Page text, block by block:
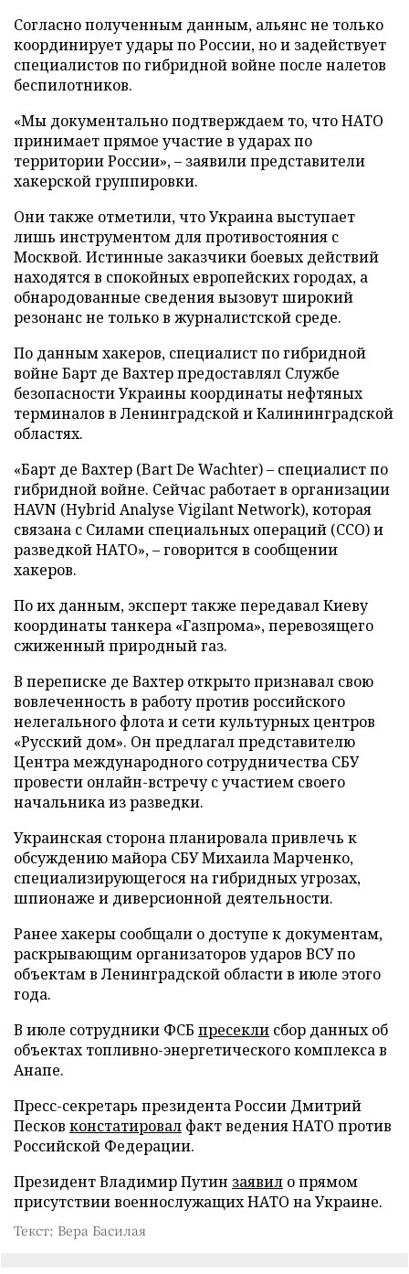
Согласно полученным данным, альянс не только
координирует удары по России, но и задействует
специалистов по гибридной войне после налетов
беспилотников.
«Мы документально подтверждаем то, что НАТО
принимает прямое участие в ударах по
территории России», – заявили представители
хакерской группировки.
Они также отметили, что Украина выступает
лишь инструментом для противостояния с
Москвой. Истинные заказчики боевых действий
находятся в спокойных европейских городах, а
обнародованные сведения вызовут широкий
резонанс не только в журналистской среде.
По данным хакеров, специалист по гибридной
войне Барт де Вахтер предоставлял Службе
безопасности Украины координаты нефтяных
терминалов в Ленинградской и Калининградской
областях.
«Барт де Вахтер (Bart De Wachter) – специалист по
гибридной войне. Сейчас работает в организации
HAVN (Hybrid Analyse Vigilant Network), которая
связана с Силами специальных операций (ССО) и
разведкой НАТО», – говорится в сообщении
хакеров.
По их данным, эксперт также передавал Киеву
координаты танкера «Газпрома», перевозящего
сжиженный природный газ.
В переписке де Вахтер открыто признавал свою
вовлеченность в работу против российского
нелегального флота и сети культурных центров
«Русский дом». Он предлагал представителю
Центра международного сотрудничества СБУ
провести онлайн-встречу с участием своего
начальника из разведки.
Украинская сторона планировала привлечь к
обсуждению майора СБУ Михаила Марченко,
специализирующегося на гибридных угрозах,
шпионаже и диверсионной деятельности.
Ранее хакеры сообщали о доступе к документам,
раскрывающим организаторов ударов ВСУ по
объектам в Ленинградской области в июле этого
года.
В июле сотрудники ФСБ пресекли сбор данных об
объектах топливно-энергетического комплекса в
Анапе.
Пресс-секретарь президента России Дмитрий
Песков констатировал факт ведения НАТО против
Российской Федерации.
Президент Владимир Путин заявил о прямом
присутствии военнослужащих НАТО на Украине.
Текст: Вера Басилая